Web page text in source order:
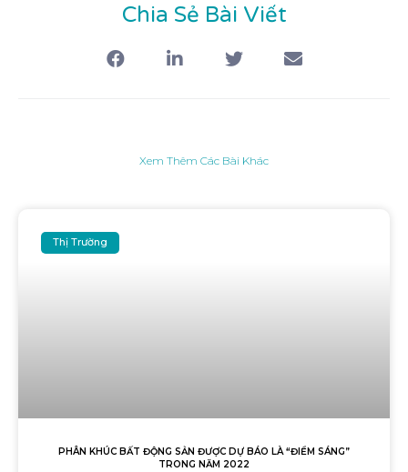
Chia Sẻ Bài Viết
Xem Thêm Các Bài Khác
Thị Trường
PHÂN KHÚC BẤT ĐỘNG SẢN ĐƯỢC DỰ BÁO LÀ “ĐIỂM SÁNG”
TRONG NĂM 2022